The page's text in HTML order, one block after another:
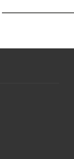
Αυτό όμως
η